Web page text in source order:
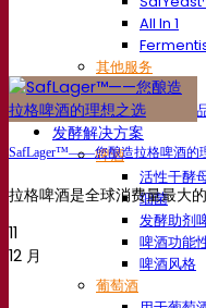
All In 1
其他服务
委托制造
酒水饮料
发酵解决方案
啤酒
活性干酵
细菌
发酵助剂
啤酒功能
啤酒风格
葡萄酒
SafLager™——您酿造拉格啤酒的
拉格啤酒是全球消费量最大
11
12 月